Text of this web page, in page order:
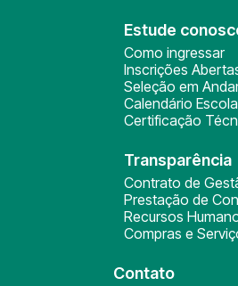
Estude
Como ingressar
Inscrições
Seleção em
Calendário
Certificação
Transparência
Contrato de
Prestação de
Recursos
Compras e
Contato